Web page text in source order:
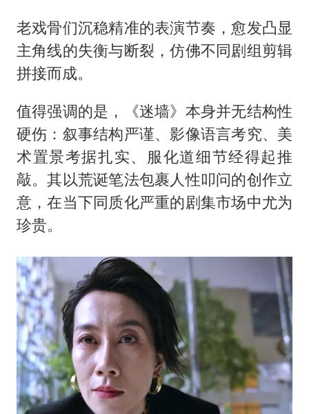
老戏骨们沉稳精准的表演节奏，愈发凸显
主角线的失衡与断裂，仿佛不同剧组剪辑
拼接而成。
值得强调的是，《迷墙》本身并无结构性
硬伤：叙事结构严谨、影像语言考究、美
术置景考据扎实、服化道细节经得起推
敲。其以荒诞笔法包裹人性叩问的创作立
意，在当下同质化严重的剧集市场中尤为
珍贵。